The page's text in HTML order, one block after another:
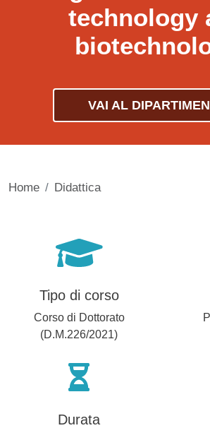
technology
VAI AL
Home Didattica
Tipo di corso
Corso di Dottorato
(D.M.226/2021)
Durata